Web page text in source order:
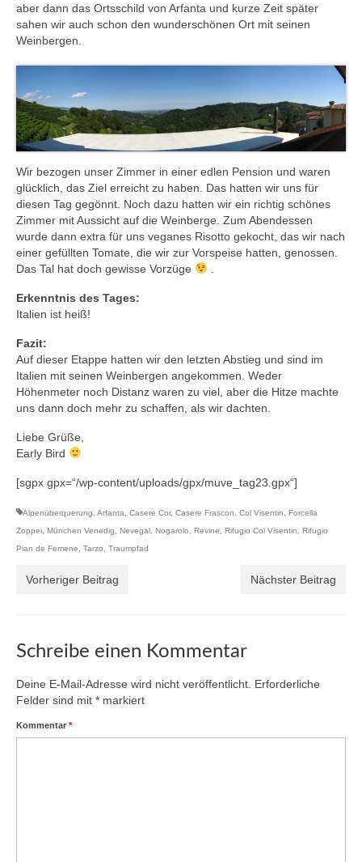
aber dann das Ortsschild von Arfanta und kurze Zeit später
sahen wir auch schon den wunderschönen Ort mit seinen
Weinbergen.
Wir bezogen unser Zimmer in einer edlen Pension und waren
glücklich, das Ziel erreicht zu haben. Das hatten wir uns für
diesen Tag gegönnt. Noch dazu hatten wir ein richtig schönes
Zimmer mit Aussicht auf die Weinberge. Zum Abendessen
wurde dann extra für uns veganes Risotto gekocht, das wir nach
einer gefüllten Tomate, die wir zur Vorspeise hatten, genossen.
Das Tal hat doch gewisse Vorzüge
Erkenntnis des Tages:
Italien ist heiß!
Fazit:
Auf dieser Etappe hatten wir den letzten Abstieg und sind im
Italien mit seinen Weinbergen angekommen. Weder
Höhenmeter noch Distanz waren zu viel, aber die Hitze machte
uns dann doch mehr zu schaffen, als wir dachten.
Liebe Grüße,
Early Bird
[sgpx gpx=“/wp-content/uploads/gpx/muve_tag23.gpx“]
Alpenüberquerung Arfanta Casere Cor, Casere Frascon Col Visentin
Forcella
Zoppei München Venedig Nevegal Nogarolo Revine Rifugio Col Visentin
Rifugio
Pian de Femene
Tarzo Traumpfad
Vorheriger Beitrag Nächster Beitrag
Schreibe einen Kommentar
Deine E-Mail-Adresse wird nicht veröffentlicht. Erforderliche
Felder sind mit * markiert
Kommentar *